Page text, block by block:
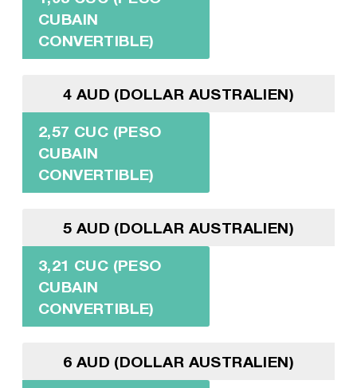
CUBAIN
CONVERTIBLE)
4 AUD (DOLLAR AUSTRALIEN)
2,57 CUC (PESO
CUBAIN
CONVERTIBLE)
5 AUD (DOLLAR AUSTRALIEN)
3,21 CUC (PESO
CUBAIN
CONVERTIBLE)
6 AUD (DOLLAR AUSTRALIEN)